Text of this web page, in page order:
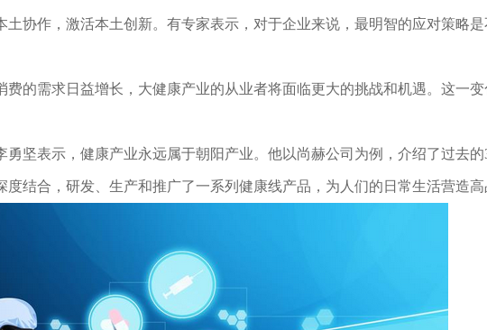
协作，激活本土创新。有专家表示，对于企业来说，最明智的应对策略
的需求日益增长，大健康产业的从业者将面临更大的挑战和机遇。这一
坚表示，健康产业永远属于朝阳产业。他以尚赫公司为例，介绍了过去
结合，研发、生产和推广了一系列健康线产品，为人们的日常生活营造高